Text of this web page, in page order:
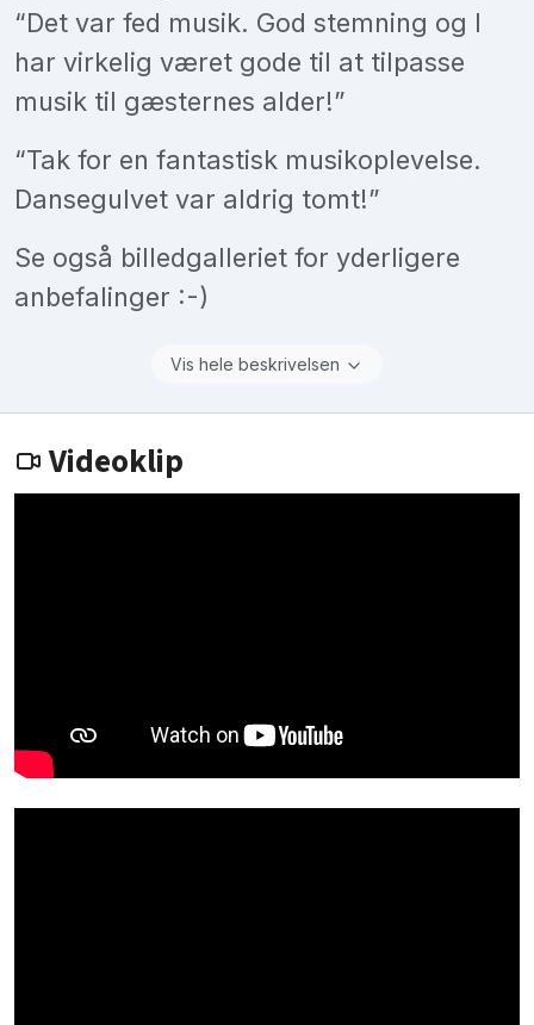
“Det var fed musik. God stemning og I
har virkelig været gode til at tilpasse
musik til gæsternes alder!”
“Tak for en fantastisk musikoplevelse.
Dansegulvet var aldrig tomt!”
Se også billedgalleriet for yderligere
anbefalinger :-)
Vis hele beskrivelsen
Videoklip